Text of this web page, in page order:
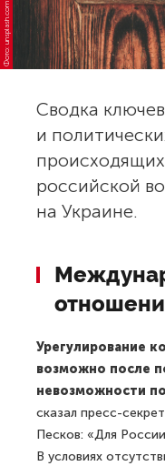
Фото: unsplash.com
Сводка
и
российской
на Украине.
Урегулирование
возможно после
невозможности
сказал пресс-
Песков: «Для
В условиях